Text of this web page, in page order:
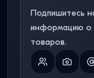
Подпишитесь
информацию о
товаров.